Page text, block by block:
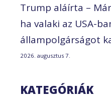
Trump aláírta –
ha valaki az USA-
állampolgárságot
2026. augusztus 7.
KATEGÓRIÁK